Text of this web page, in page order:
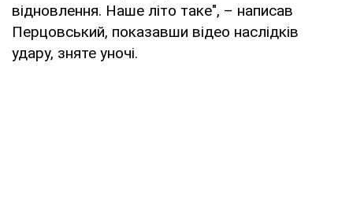
відновлення. Наше літо таке", – написав
Перцовський, показавши відео наслідків
удару, зняте уночі.